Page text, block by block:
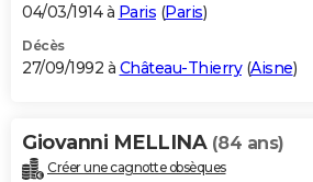
04/03/1914 à Paris (Paris)
Décès
27/09/1992 à Château-Thierry(Aisne)
Giovanni MELLINA (84 ans)
Créer une cagnotte obsèques